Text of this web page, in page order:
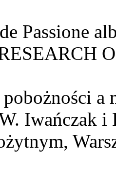
Passione
a
Iwańczak